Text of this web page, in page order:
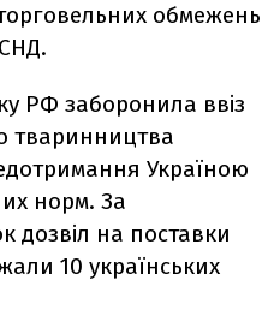
обмежень
РФ заборонила ввіз
тваринництва
Україною
норм. За
дозвіл на поставки
10 українських